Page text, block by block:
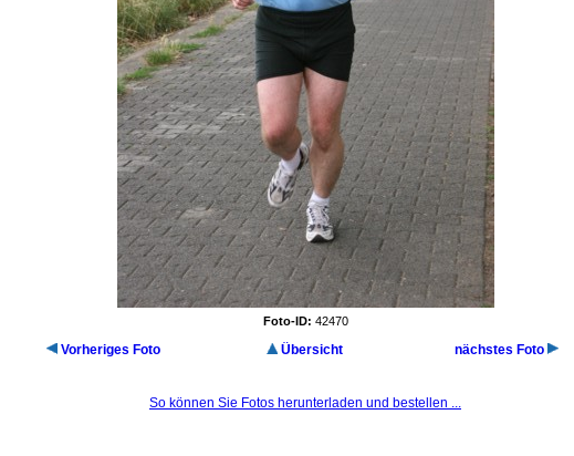
Foto-ID: 42470
Vorheriges Foto Übersicht nächstes Foto
So können Sie Fotos herunterladen und bestellen ...